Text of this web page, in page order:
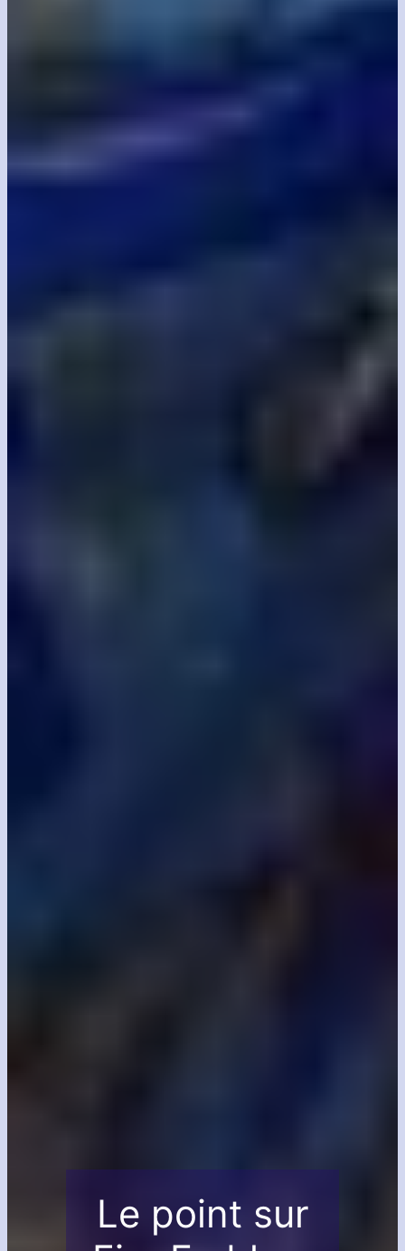
Le point sur